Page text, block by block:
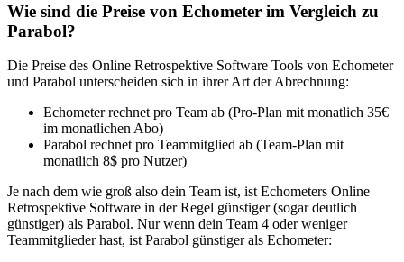
Wie sind die Preise von Echometer im Vergleich zu
Parabol?
Die Preise des Online Retrospektive Software Tools von Echometer
und Parabol unterscheiden sich in ihrer Art der Abrechnung:
Echometer rechnet pro Team ab (Pro-Plan mit monatlich 35€
im monatlichen Abo)
Parabol rechnet pro Teammitglied ab (Team-Plan mit
monatlich 8$ pro Nutzer)
Je nach dem wie groß also dein Team ist, ist Echometers Online
Retrospektive Software in der Regel günstiger (sogar deutlich
günstiger) als Parabol. Nur wenn dein Team 4 oder weniger
Teammitglieder hast, ist Parabol günstiger als Echometer: